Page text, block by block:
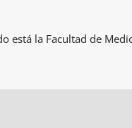
está la Facultad de